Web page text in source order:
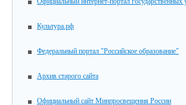
Культура.рф
Федеральный портал "Российское образование"
Архив старого сайта
Официальный сайт Минпросвещения России